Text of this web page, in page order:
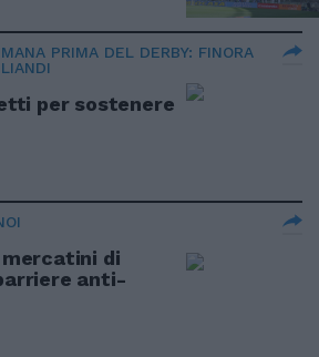
PRIMA DEL DERBY: FINORA
per sostenere
di
anti-